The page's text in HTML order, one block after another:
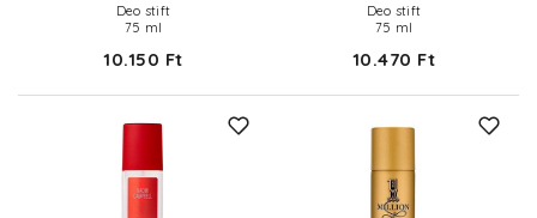
Deo stift
75 ml
10.150 Ft
Deo stift
75 ml
10.470 Ft